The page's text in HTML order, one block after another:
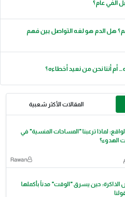
ألفي عام؟
هل الدم هو لغه التواصل بين فهم
أم أننا نحن من نعيد أخطاءه؟
المقالات الأكثر شعبية
لماذا ترعبنا "المساحات المنسية" في
الهدوء؟
Rawan
حين يسرق "الوقت" مدناً بأكملها